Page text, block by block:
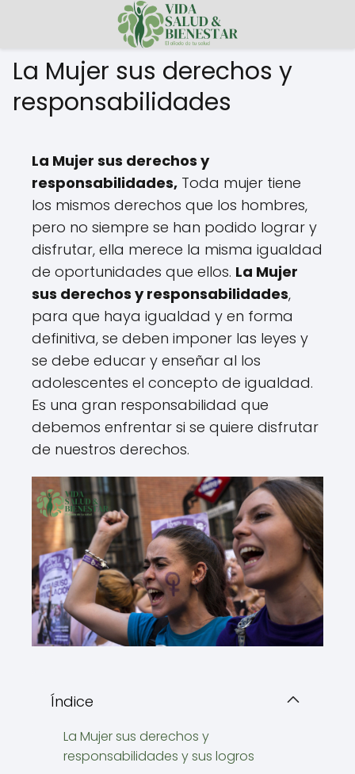
La Mujer sus derechos y
responsabilidades
La Mujer sus derechos y
responsabilidades, Toda mujer tiene
los mismos derechos que los hombres,
pero no siempre se han podido lograr y
disfrutar, ella merece la misma igualdad
de oportunidades que ellos. La Mujer
sus derechos y responsabilidades,
para que haya igualdad y en forma
definitiva, se deben imponer las leyes y
se debe educar y enseñar al los
adolescentes el concepto de igualdad.
Es una gran responsabilidad que
debemos enfrentar si se quiere disfrutar
de nuestros derechos.
Índice
La Mujer sus derechos y
responsabilidades y sus logros